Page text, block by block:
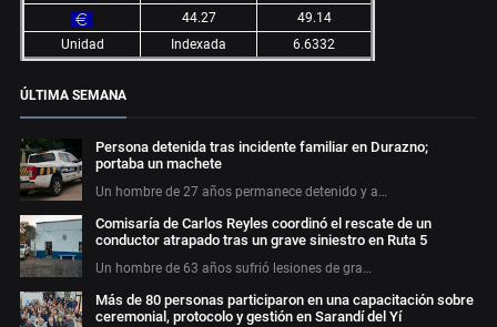
44.27
49.14
Unidad
Indexada 6.6332
ÚLTIMA SEMANA
Persona detenida tras incidente familiar en Durazno;
portaba un machete
Un hombre de 27 años permanece detenido y a…
Comisaría de Carlos Reyles coordinó el rescate de un
conductor atrapado tras un grave siniestro en Ruta 5
Un hombre de 63 años sufrió lesiones de gra…
Más de 80 personas participaron en una capacitación sobre
ceremonial, protocolo y gestión en Sarandí del Yí